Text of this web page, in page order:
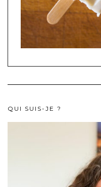
QUI SUIS-JE ?